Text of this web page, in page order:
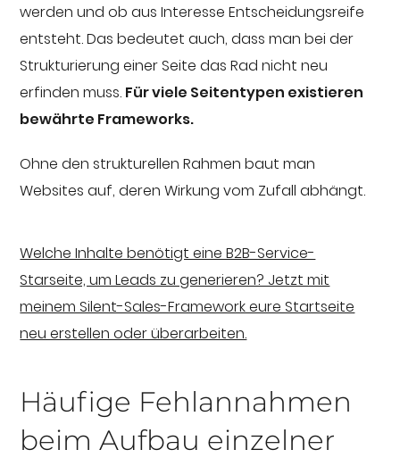
werden und ob aus Interesse Entscheidungsreife
entsteht. Das bedeutet auch, dass man bei der
Strukturierung einer Seite das Rad nicht neu
erfinden muss. Für viele Seitentypen existieren
bewährte Frameworks.
Ohne den strukturellen Rahmen baut man
Websites auf, deren Wirkung vom Zufall abhängt.
Welche Inhalte benötigt eine B2B-Service-
Starseite, um Leads zu generieren? Jetzt mit
meinem Silent-Sales-Framework eure Startseite
neu erstellen oder überarbeiten.
Häufige Fehlannahmen
beim Aufbau einzelner